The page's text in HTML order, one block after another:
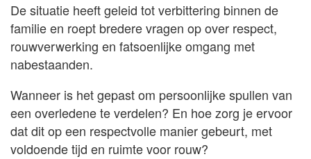
De situatie heeft geleid tot verbittering binnen de
familie en roept bredere vragen op over respect,
rouwverwerking en fatsoenlijke omgang met
nabestaanden.
Wanneer is het gepast om persoonlijke spullen van
een overledene te verdelen? En hoe zorg je ervoor
dat dit op een respectvolle manier gebeurt, met
voldoende tijd en ruimte voor rouw?